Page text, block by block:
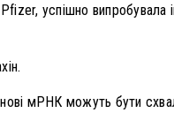
Pfizer, успішно випробувала
мРНК можуть бути